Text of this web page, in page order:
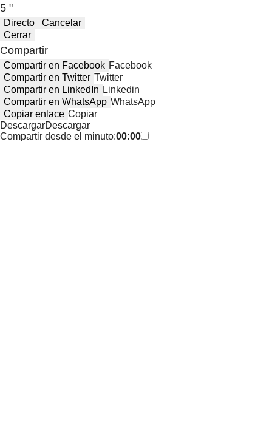
5 "
Directo
Cancelar
Cerrar
Compartir
Compartir en Facebook Facebook
Compartir en Twitter Twitter
Compartir en LinkedIn Linkedin
Compartir en WhatsApp WhatsApp
Copiar enlace Copiar
DescargarDescargar
Compartir desde el minuto:00:00